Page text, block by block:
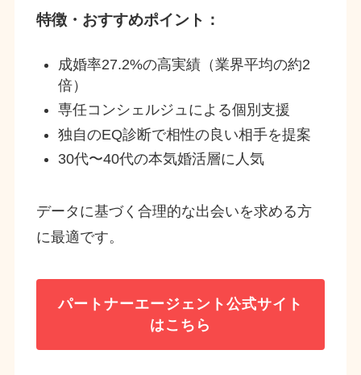
特徴・おすすめポイント：
成婚率27.2%の高実績（業界平均の約2
倍）
専任コンシェルジュによる個別支援
独自のEQ診断で相性の良い相手を提案
30代〜40代の本気婚活層に人気
データに基づく合理的な出会いを求める方
に最適です。
パートナーエージェント 公式サイト
はこちら